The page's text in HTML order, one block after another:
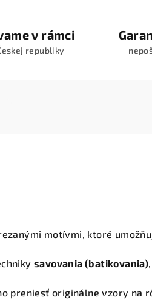
v rámci
republiky
motívmi, ktoré
savovania (batikovania)
preniesť originálne vzory na